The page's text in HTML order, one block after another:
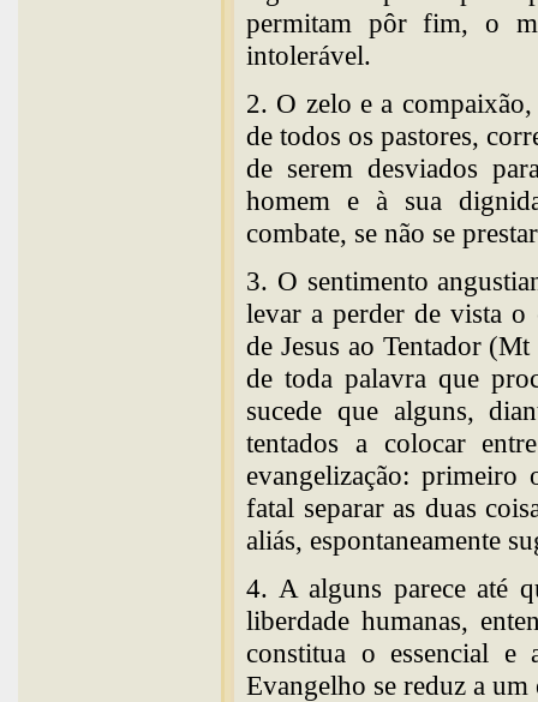
permitam pôr fim, o
intolerável.
2. O zelo e a
de todos os pastores,
de serem desviados
homem e à sua
combate, se não se
3. O sentimento
levar a perder de vista o
de Jesus ao Tentador
de toda palavra que
sucede que alguns,
tentados a colocar
evangelização:
fatal separar as duas
aliás, espontaneamente
4. A alguns parece até
liberdade humanas,
constitua o essencial e
Evangelho se reduz a